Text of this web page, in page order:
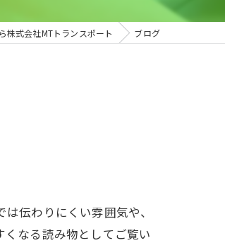
株式会社MTトランスポート ブログ
伝わりにくい雰囲気や、
なる読み物としてご覧い